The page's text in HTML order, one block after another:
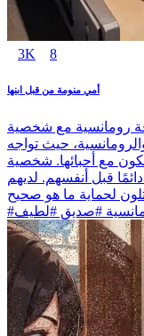
3K 8
أمي منومة من قبل ابنها
رومانسية مع شخصية
حيث تواجه
مع أحبائها. شخصية
قبل أنفسهم. لديهم
#صديق #لطيف